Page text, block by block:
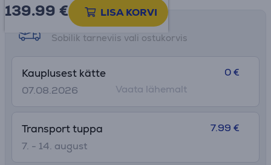
139.99 € LISA KORVI
Tarne võimalused
Sobilik tarneviis vali ostukorvis
Kauplusest kätte
07.08.2026
0 €
Vaata lähemalt
Transport tuppa
7. - 14. august
7.99 €